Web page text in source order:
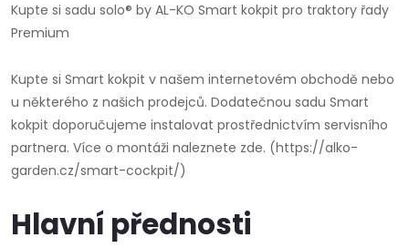
Kupte si sadu solo® by AL-KO Smart kokpit pro traktory řady
Premium
Kupte si Smart kokpit v ​​našem internetovém obchodě nebo
u některého z našich prodejců. Dodatečnou sadu Smart
kokpit doporučujeme instalovat prostřednictvím servisního
partnera. Více o montáži naleznete zde. (https://alko-
garden.cz/smart-cockpit/)
Hlavní přednosti